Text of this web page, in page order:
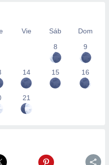
Vie Sáb
Dom
8
9
14 15 16
21